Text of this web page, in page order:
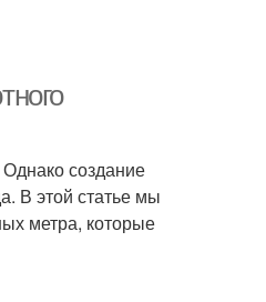
создание
В этой статье мы
метра, которые